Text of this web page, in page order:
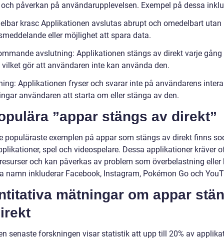
påverkan på användarupplevelsen. Exempel på dessa
krasc Applikationen avslutas abrupt och omedelbart utan
eller möjlighet att spara data.
avslutning: Applikationen stängs av direkt varje gång
vilket gör att användaren inte kan använda den.
Applikationen fryser och svarar inte på användarens
användaren att starta om eller stänga av den.
”appar stängs av direkt”
populäraste exemplen på appar som stängs av direkt finns
spel och videospelare. Dessa applikationer kräver
och kan påverkas av problem som överbelastning eller
namn inkluderar Facebook, Instagram, Pokémon Go och
mätningar om appar
senaste forskningen visar statistik att upp till 20% av